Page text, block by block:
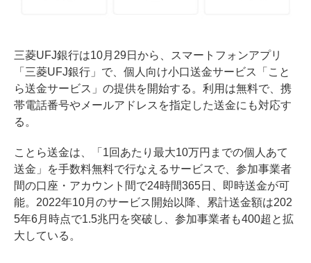
三菱UFJ銀行は10月29日から、スマートフォンアプリ
「三菱UFJ銀行」で、個人向け小口送金サービス「こと
ら送金サービス」の提供を開始する。利用は無料で、携
帯電話番号やメールアドレスを指定した送金にも対応す
る。
ことら送金は、「1回あたり最大10万円までの個人あて
送金」を手数料無料で行なえるサービスで、参加事業者
間の口座・アカウント間で24時間365日、即時送金が可
能。2022年10月のサービス開始以降、累計送金額は202
5年6月時点で1.5兆円を突破し、参加事業者も400超と拡
大している。